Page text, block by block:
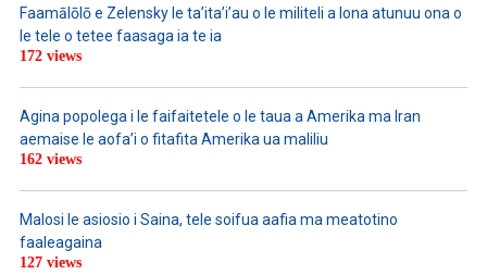
Faamālōlō e Zelensky le ta’ita’i’au o le militeli a lona atunuu ona o
le tele o tetee faasaga ia te ia
172 views
Agina popolega i le faifaitetele o le taua a Amerika ma Iran
aemaise le aofa’i o fitafita Amerika ua maliliu
162 views
Malosi le asiosio i Saina, tele soifua aafia ma meatotino
faaleagaina
127 views